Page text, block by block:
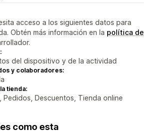
acceso a los siguientes datos para
Obtén más información en la política de
del dispositivo y de la actividad
y colaboradores:
tienda:
Pedidos, Descuentos, Tienda online
como esta